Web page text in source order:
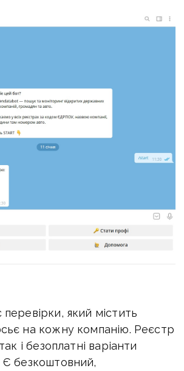
який містить
на кожну компанію. Реєстр
і безоплатні варіанти
Є безкоштовний,